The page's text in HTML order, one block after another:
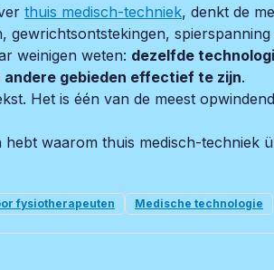
thuis medisch-techniek, denkt de
gewrichtsontstekingen,
weinigen weten: dezelfde
andere gebieden effectief te zijn.
Het is één van de meest
hebt waarom thuis medisch-techniek
fysiotherapeuten Medische technologie